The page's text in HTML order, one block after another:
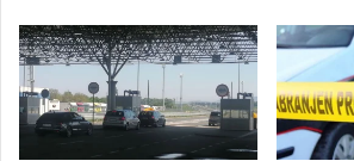
l
i
k
o
p
a
j
e
v
u